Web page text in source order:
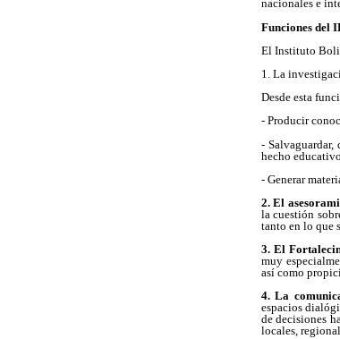
nacionales e
Funciones del
El Instituto
1. La
Desde esta
- Producir
-
hecho educativo.
- Generar
2. El
la cuestión
tanto en lo que
3. El
muy
así como
4. La
espacios
de decisiones
locales,